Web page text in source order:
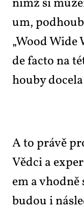
nimž si
um,
„Wo­od
de fac­to na
hou­by
A to prá­vě
Věd­ci a
em a
bu­dou i